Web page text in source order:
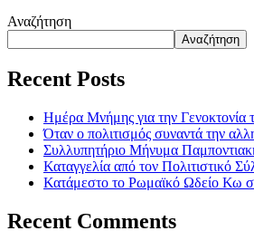
Αναζήτηση
Αναζήτηση
Recent Posts
Ημέρα Μνήμης για την
Όταν ο πολιτισμός συναντά την
Συλλυπητήριο Μήνυμα
Καταγγελία από τον Πολιτιστικό
Κατάμεστο το Ρωμαϊκό Ωδείο Κω
Recent Comments